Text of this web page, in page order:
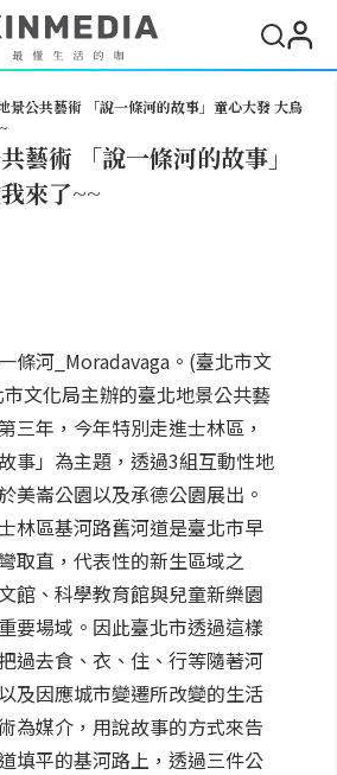
景公共藝術 「說一條河的故事」童心大發 大烏
藝術 「說一條河的故事」
來了~~
條河_Moradavaga。(臺北市文
文化局主辦的臺北地景公共藝
三年，今年特別走進士林區，
事」為主題，透過3組互動性地
美崙公園以及承德公園展出。
林區基河路舊河道是臺北市早
取直，代表性的新生區域之
館、科學教育館與兒童新樂園
要場域。因此臺北市透過這樣
過去食、衣、住、行等隨著河
及因應城市變遷所改變的生活
為媒介，用說故事的方式來告
填平的基河路上，透過三件公